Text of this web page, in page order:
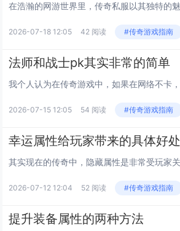
2026-07-18 12:05 42 阅读 #传奇游戏指南
法师和战士pk其实非常的简单
2026-07-15 12:05 54 阅读 #传奇游戏指南
幸运属性给玩家带来的具体好处
2026-07-12 12:04 52 阅读 #传奇游戏指南
提升装备属性的两种方法